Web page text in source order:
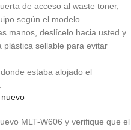
de acceso al waste toner,
según el modelo.
manos, deslícelo hacia usted y
plástica sellable para evitar
estaba alojado el
MLT-W606 y verifique que el